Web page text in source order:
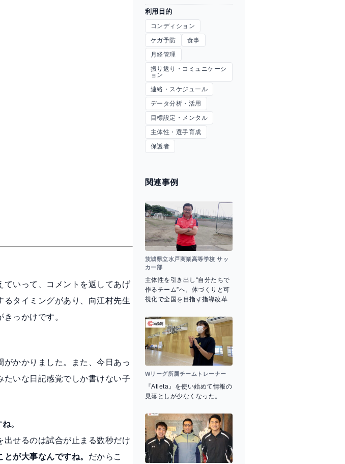
ていって、コメントを返してあげ
るタイミングがあり、向江村先生
っかけです。
かかりました。また、今日あっ
いな日記感覚でしか書けない子
。
せるのは試合が止まる数秒だけ
が大事なんですね。 だからこ
利用目的
コンディション
ケガ予防
食事
月経管理
振り返り・コミュニケーシ
ョン
連絡・スケジュール
データ分析・活用
目標設定・メンタル
主体性・選手育成
保護者
関連事例
茨城県立水戸商業高等学校 サッ
カー部
主体性を引き出し“自分たちで
作るチーム”へ。体づくりと可
視化で全国を目指す指導改革
Wリーグ所属チームトレーナー
『Atleta』を使い始めて情報の
見落としが少なくなった。